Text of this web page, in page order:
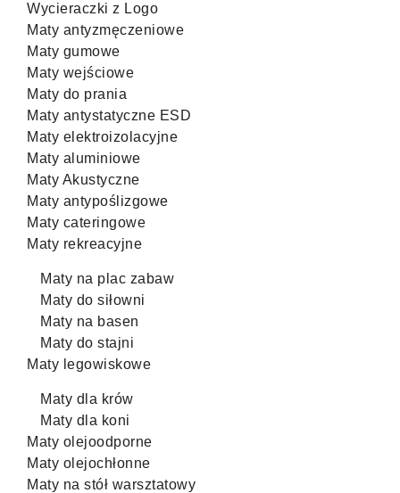
Wycieraczki z Logo
Maty antyzmęczeniowe
Maty gumowe
Maty wejściowe
Maty do prania
Maty antystatyczne ESD
Maty elektroizolacyjne
Maty aluminiowe
Maty Akustyczne
Maty antypoślizgowe
Maty cateringowe
Maty rekreacyjne
Maty na plac zabaw
Maty do siłowni
Maty na basen
Maty do stajni
Maty legowiskowe
Maty dla krów
Maty dla koni
Maty olejoodporne
Maty olejochłonne
Maty na stół warsztatowy